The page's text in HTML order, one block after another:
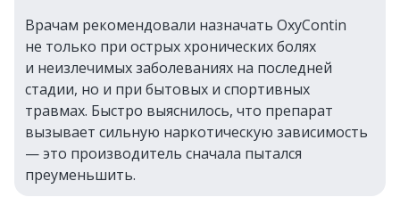
Врачам рекомендовали назначать OxyContin
не только при острых хронических болях
и неизлечимых заболеваниях на последней
стадии, но и при бытовых и спортивных
травмах. Быстро выяснилось, что препарат
вызывает сильную наркотическую зависимость
— это производитель сначала пытался
преуменьшить.